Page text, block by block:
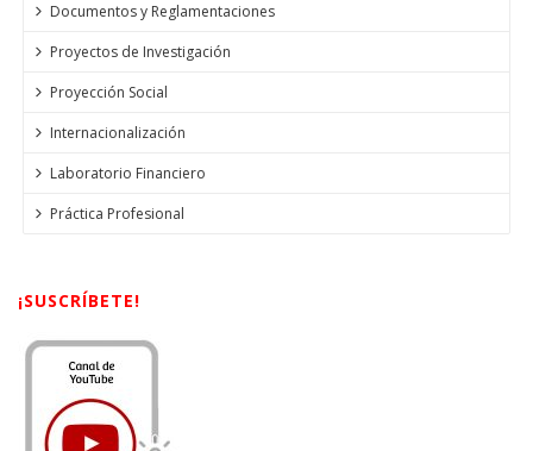
Documentos y Reglamentaciones
Proyectos de Investigación
Proyección Social
Internacionalización
Laboratorio Financiero
Práctica Profesional
¡SUSCRÍBETE!